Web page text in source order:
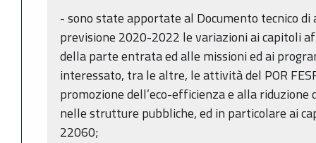
- sono state apportate al Documento tecnico di
previsione 2020-2022 le variazioni ai capitoli
della parte entrata ed alle missioni ed ai
interessato, tra le altre, le attività del POR
promozione dell’eco-efficienza e alla riduzione
nelle strutture pubbliche, ed in particolare ai
22060;